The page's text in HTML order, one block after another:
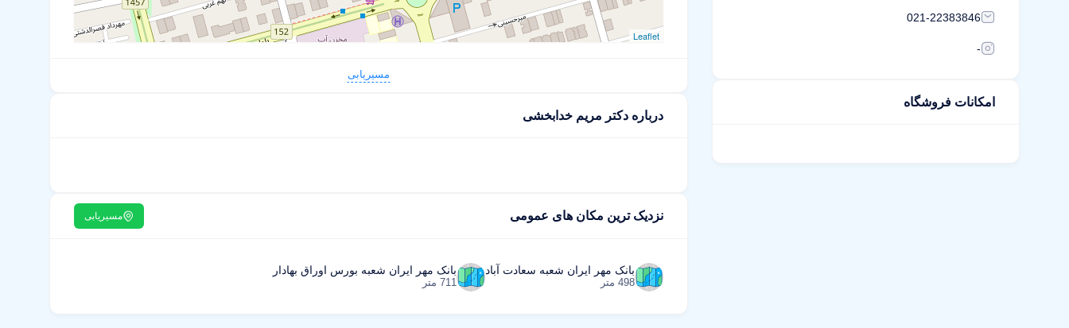
021-22383846
-
امکانات فروشگاه
Leaflet
مسیریابی
درباره دکتر مریم خدابخشی
نزدیک ترین مکان های عمومی مسیریابی
بانک مهر ایران شعبه سعادت آباد
498 متر
بانک مهر ایران شعبه بورس اوراق بهادار
711 متر